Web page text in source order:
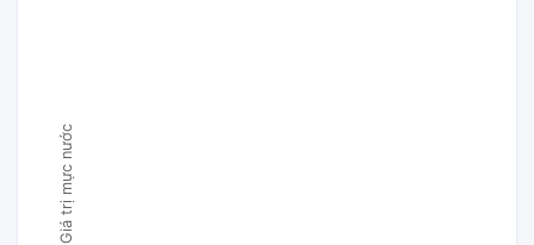
Giá trị mực nước